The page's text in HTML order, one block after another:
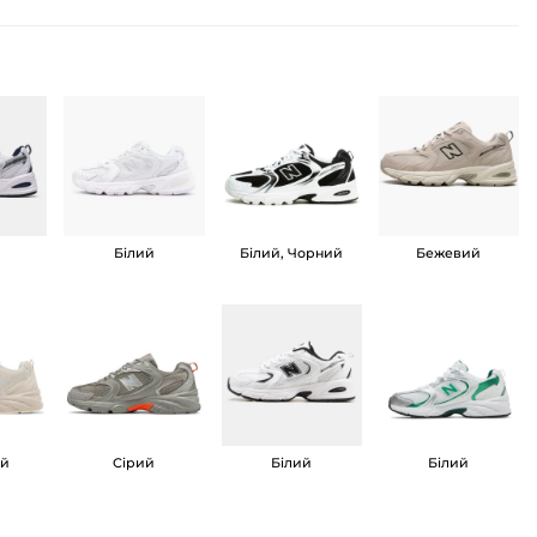
Білий Білий, Чорний Бежевий
Сірий Білий Білий